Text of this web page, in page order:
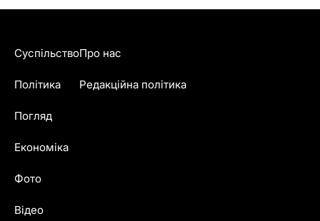
Суспільство
Політика
Погляд
Економіка
Фото
Відео
Про нас
Редакційна політика